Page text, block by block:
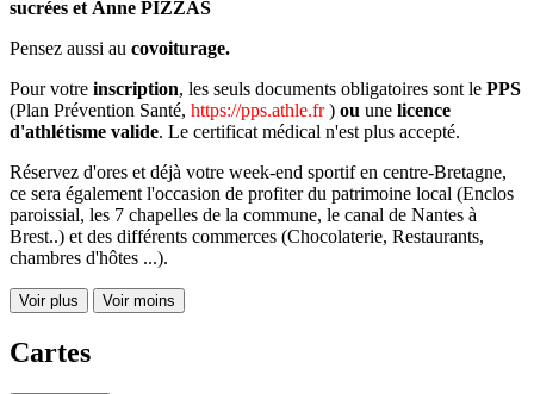
sucrées et Anne PIZZAS
Pensez aussi au covoiturage.
Pour votre inscription, les seuls documents obligatoires sont le PPS
(Plan Prévention Santé, https://pps.athle.fr) ou une licence
d'athlétisme valide. Le certificat médical n'est plus accepté.
Réservez d'ores et déjà votre week-end sportif en centre-Bretagne,
ce sera également l'occasion de profiter du patrimoine local (Enclos
paroissial, les 7 chapelles de la commune, le canal de Nantes à
Brest..) et des différents commerces (Chocolaterie, Restaurants,
chambres d'hôtes ...).
Voir plus Voir moins
Cartes